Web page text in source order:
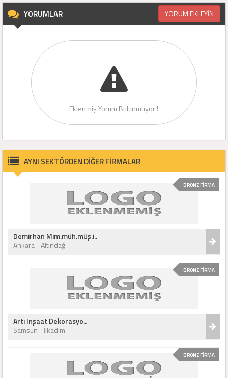
YORUMLAR YORUM EKLEYİN
Eklenmiş Yorum Bulunmuyor !
AYNI SEKTÖRDEN DİĞER FİRMALAR
BRONZ FİRMA
Demirhan Mim.müh.müş.i..
Ankara - Altındağ
BRONZ FİRMA
Artı Inşaat Dekorasyo..
Samsun - İlkadım
BRONZ FİRMA